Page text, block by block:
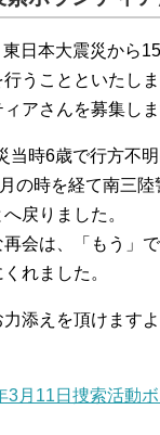
日本大震災から
うことといたし
アさんを募集しま
当時6歳で行方不
の時を経て南三陸
戻りました。
会は、「もう」
れました。
添えを頂けます
3月11日捜索活動
備事業
捜索活動ボラン
の記録
集要項
休止中】
ぶらぐ